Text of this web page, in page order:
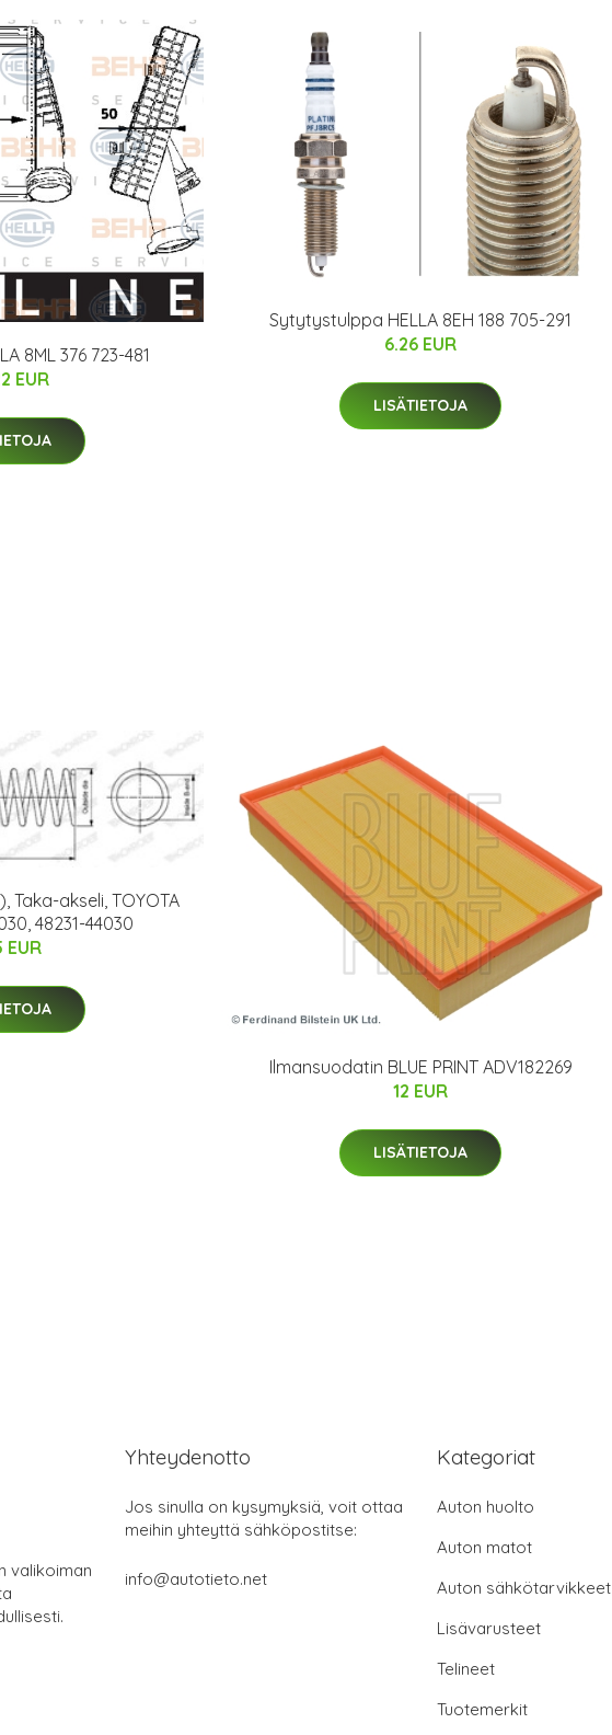
8ML 376 723-481
EUR
Sytytystulppa HELLA 8EH 188 705-291
6.26 EUR
LISÄTIETOJA
akseli, TOYOTA
48231-44030
EUR
Ilmansuodatin BLUE PRINT ADV182269
12 EUR
LISÄTIETOJA
valikoiman
Yhteydenotto
Jos sinulla on kysymyksiä, voit ottaa
meihin yhteyttä sähköpostitse:
info@autotieto.net
Kategoriat
Auton huolto
Auton matot
Auton sähkötarvikkeet
Lisävarusteet
Telineet
Tuotemerkit